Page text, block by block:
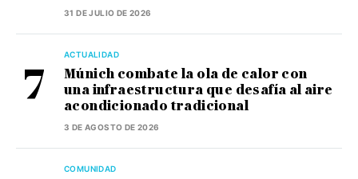
31 DE JULIO DE 2026
ACTUALIDAD
Múnich combate la ola de calor con
una infraestructura que desafía al aire
acondicionado tradicional
3 DE AGOSTO DE 2026
COMUNIDAD